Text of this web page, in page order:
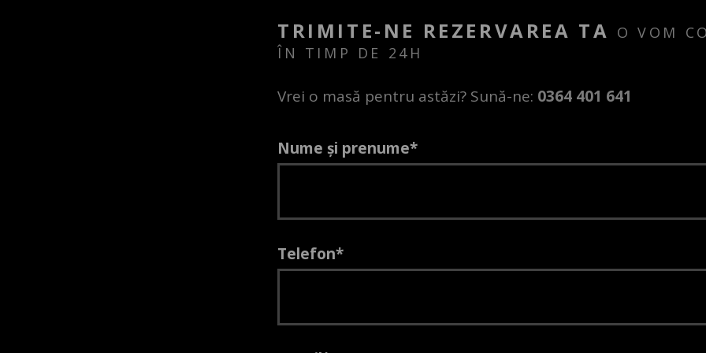
TRIMITE-NE REZERVAREA TA O VOM
ÎN TIMP DE 24H
Vrei o masă pentru astăzi? Sună-ne: 0364 401 641
Nume și prenume*
Telefon*